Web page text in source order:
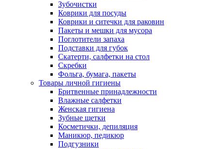
Зубочистки
Коврики для посуды
Коврики и ситечки для раковин
Пакеты и мешки для мусора
Поглотители запаха
Подставки для губок
Скатерти, салфетки на стол
Скребки
Фольга, бумага, пакеты
Товары личной гигиены
Бритвенные принадлежности
Влажные салфетки
Женская гигиена
Зубные щетки
Косметички, депиляция
Маникюр, педикюр
Подгузники